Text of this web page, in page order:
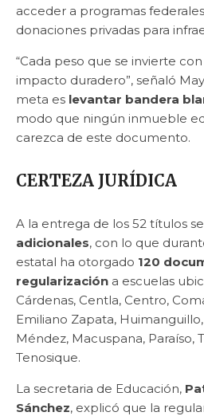
acceder a programas
donaciones privadas para
“Cada peso que se invierte
impacto duradero”, señaló
meta es levantar bandera
modo que ningún inmueble
carezca de este documento.
CERTEZA JURÍDICA
A la entrega de los 52 títulos
adicionales, con lo que
estatal ha otorgado 120
regularización a escuelas
Cárdenas, Centla, Centro,
Emiliano Zapata,
Méndez, Macuspana, Paraíso,
Tenosique.
La secretaria de Educación,
Sánchez, explicó que la